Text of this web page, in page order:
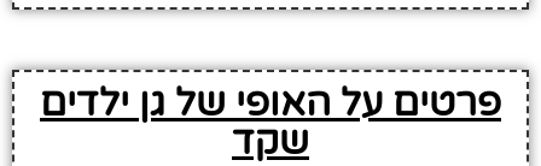
פרטים על האופי של גן ילדים
שקד